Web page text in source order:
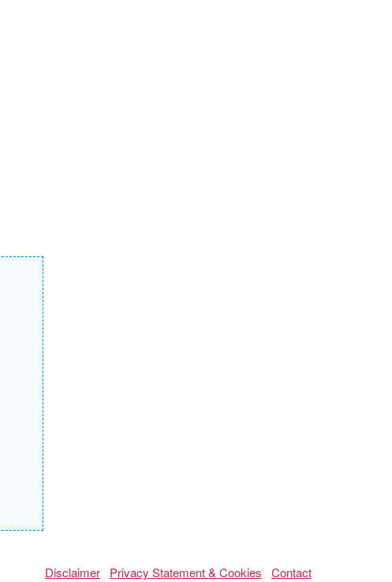
Disclaimer Privacy Statement & Cookies Contact